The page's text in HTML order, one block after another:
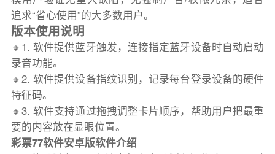
追求“省心使用”的大多数用户。
版本使用说明
🔸1. 软件提供蓝牙触发，连接指定蓝牙设备时自动启动
录音功能。
🔸2. 软件提供设备指纹识别，记录每台登录设备的硬件
特征码。
🔸3. 软件支持通过拖拽调整卡片顺序，帮助用户把最重
要的内容放在显眼位置。
彩票77软件安卓版软件介绍